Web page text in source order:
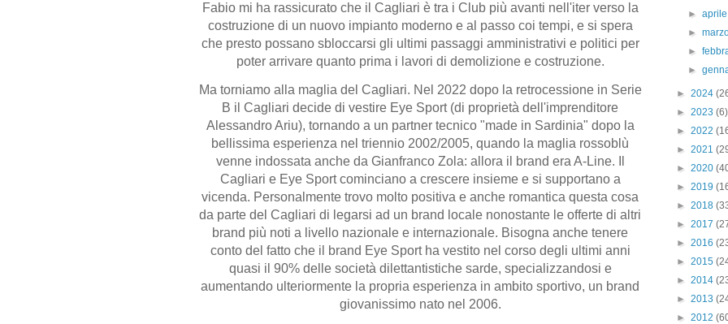
Fabio mi ha rassicurato che il Cagliari è tra i Club più avanti nell'iter verso la
costruzione di un nuovo impianto moderno e al passo coi tempi, e si spera
che presto possano sbloccarsi gli ultimi passaggi amministrativi e politici per
poter arrivare quanto prima i lavori di demolizione e costruzione.
Ma torniamo alla maglia del Cagliari. Nel 2022 dopo la retrocessione in Serie
B il Cagliari decide di vestire Eye Sport (di proprietà dell'imprenditore
Alessandro Ariu), tornando a un partner tecnico "made in Sardinia" dopo la
bellissima esperienza nel triennio 2002/2005, quando la maglia rossoblù
venne indossata anche da Gianfranco Zola: allora il brand era A-Line. Il
Cagliari e Eye Sport cominciano a crescere insieme e si supportano a
vicenda. Personalmente trovo molto positiva e anche romantica questa cosa
da parte del Cagliari di legarsi ad un brand locale nonostante le offerte di altri
brand più noti a livello nazionale e internazionale. Bisogna anche tenere
conto del fatto che il brand Eye Sport ha vestito nel corso degli ultimi anni
quasi il 90% delle società dilettantistiche sarde, specializzandosi e
aumentando ulteriormente la propria esperienza in ambito sportivo, un brand
giovanissimo nato nel 2006.
►
►
►
►
► 2024
► 2023 (6)
► 2022
► 2021
► 2020
► 2019
► 2018
► 2017
► 2016
► 2015
► 2014
► 2013
► 2012